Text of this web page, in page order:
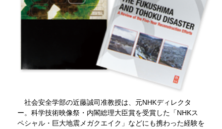
社会安全学部の近藤誠司准教授は、元NHKディレクタ
ー。科学技術映像祭・内閣総理大臣賞を受賞した「NHKス
ペシャル・巨大地震メガクエイク」などにも携わった経験を